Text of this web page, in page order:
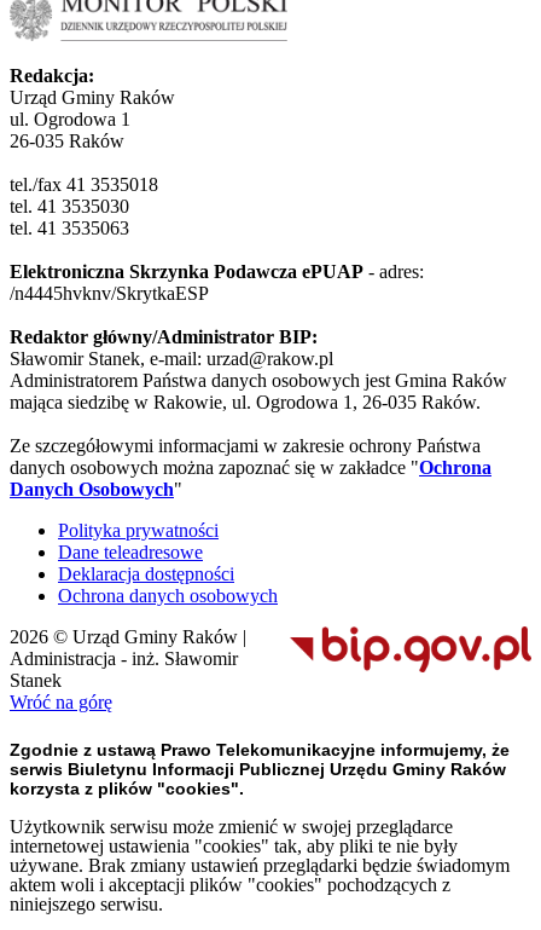
Redakcja:
Urząd Gminy Raków
ul. Ogrodowa 1
26-035 Raków
tel./fax 41 3535018
tel. 41 3535030
tel. 41 3535063
Elektroniczna Skrzynka Podawcza ePUAP - adres:
/n4445hvknv/SkrytkaESP
Redaktor główny/Administrator BIP:
Sławomir Stanek, e-mail: urzad@rakow.pl
Administratorem Państwa danych osobowych jest Gmina Raków
mająca siedzibę w Rakowie, ul. Ogrodowa 1, 26-035 Raków.
Ze szczegółowymi informacjami w zakresie ochrony Państwa
danych osobowych można zapoznać się w zakładce "Ochrona
Danych Osobowych"
Polityka prywatności
Dane teleadresowe
Deklaracja dostępności
Ochrona danych osobowych
2026 © Urząd Gminy Raków |
Administracja - inż. Sławomir
Stanek
Wróć na górę
Zgodnie z ustawą Prawo Telekomunikacyjne informujemy, że
serwis Biuletynu Informacji Publicznej Urzędu Gminy Raków
korzysta z plików "cookies".
Użytkownik serwisu może zmienić w swojej przeglądarce
internetowej ustawienia "cookies" tak, aby pliki te nie były
używane. Brak zmiany ustawień przeglądarki będzie świadomym
aktem woli i akceptacji plików "cookies" pochodzących z
niniejszego serwisu.